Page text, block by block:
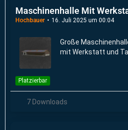
Maschinenhalle Mit
Hochbauer 16. Juli 2025 um 00:04
Große
mit Werkstatt und
Platzierbar
7 Downloads